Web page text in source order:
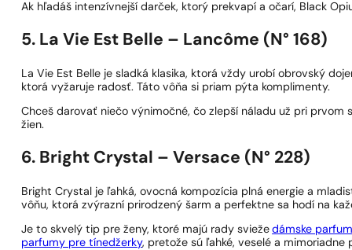
Ak hľadáš intenzívnejší darček, ktorý prekvapí a očarí, Black
5. La Vie Est Belle – Lancôme (N° 168)
La Vie Est Belle je sladká klasika, ktorá vždy urobí obrovský
ktorá vyžaruje radosť. Táto vôňa si priam pýta komplimenty.
Chceš darovať niečo výnimočné, čo zlepší náladu už pri
žien.
6. Bright Crystal – Versace (N° 228)
Bright Crystal je ľahká, ovocná kompozícia plná energie a
vôňu, ktorá zvýrazní prirodzený šarm a perfektne sa hodí na
Je to skvelý tip pre ženy, ktoré majú rady svieže dámske
parfumy pre tínedžerky, pretože sú ľahké, veselé a mimoriadne